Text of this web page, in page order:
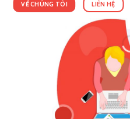
VỀ CHÚNG TÔI LIÊN HỆ